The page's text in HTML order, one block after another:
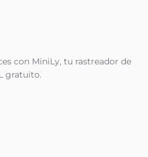
con MiniLy, tu rastreador de
gratuito.